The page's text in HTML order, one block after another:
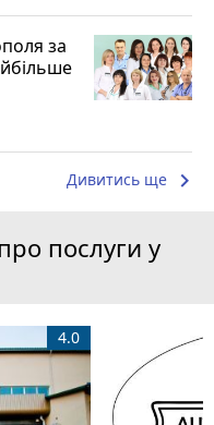
за
Дивитись ще keyboard_arrow_right
послуги у
4.0